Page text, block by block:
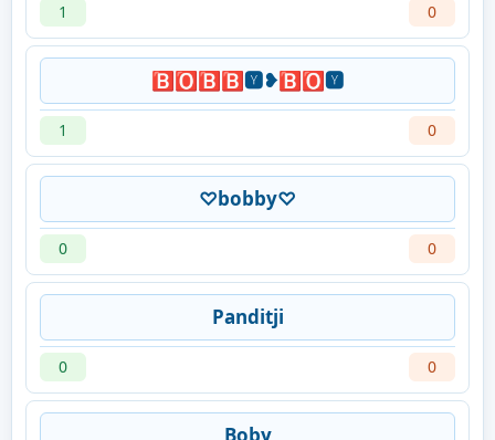
1 0
🅱🅾🅱🅱🆈❥🅱🅾🆈
1 0
♡bobby♡
0 0
Panditji
0 0